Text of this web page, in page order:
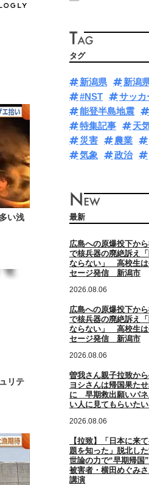
い浅
リテ
タグ
新潟県 新潟
#NST
サッカ
能登半島地震
特集記事
天
災害
農業
気象
政治
最新
広島への原爆投下か
で核兵器の廃絶訴え
ならない」 高校生は
セージ発信 新潟市
2026.08.06
広島への原爆投下か
で核兵器の廃絶訴え
ならない」 高校生は
セージ発信 新潟市
2026.08.06
曽我さん親子拉致か
ヨシさんは帰国果た
に 早期救出願いパネ
い人に見てもらいた
2026.08.06
【拉致】「日本に来
題を知った」脱北し
世論の力で“早期帰
被害者・横田めぐみ
講演